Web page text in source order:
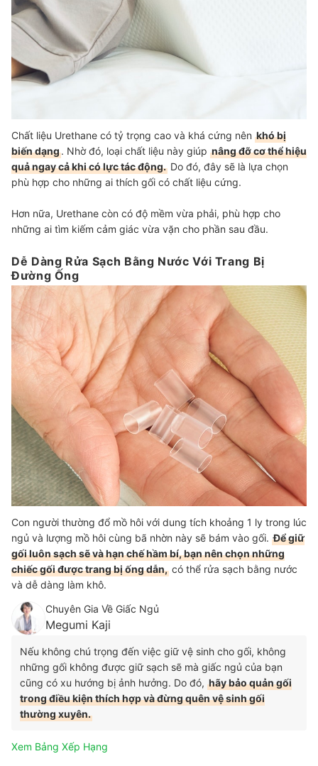
Chất liệu Urethane có tỷ trọng cao và khá cứng nên khó bị
biến dạng. Nhờ đó, loại chất liệu này giúp nâng đỡ cơ thể hiệu
quả ngay cả khi có lực tác động. Do đó, đây sẽ là lựa chọn
phù hợp cho những ai thích gối có chất liệu cứng.
Hơn nữa, Urethane còn có độ mềm vừa phải, phù hợp cho
những ai tìm kiếm cảm giác vừa vặn cho phần sau đầu.
Dễ Dàng Rửa Sạch Bằng Nước Với Trang Bị
Đường Ống
Con người thường đổ mồ hôi với dung tích khoảng 1 ly trong lúc
ngủ và lượng mồ hôi cùng bã nhờn này sẽ bám vào gối. Để giữ
gối luôn sạch sẽ và hạn chế hầm bí, bạn nên chọn những
chiếc gối được trang bị ống dẫn, có thể rửa sạch bằng nước
và dễ dàng làm khô.
Chuyên Gia Về Giấc Ngủ
Megumi Kaji
Nếu không chú trọng đến việc giữ vệ sinh cho gối, không
những gối không được giữ sạch sẽ mà giấc ngủ của bạn
cũng có xu hướng bị ảnh hưởng. Do đó, hãy bảo quản gối
trong điều kiện thích hợp và đừng quên vệ sinh gối
thường xuyên.
Xem Bảng Xếp Hạng